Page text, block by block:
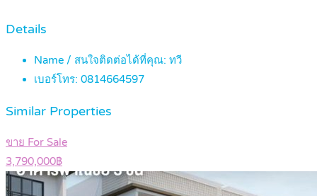
Details
Name / สนใจติดต่อได้ที่คุณ: ทวี
เบอร์โทร: 0814664597
Similar Properties
ขาย For Sale
3,790,000฿